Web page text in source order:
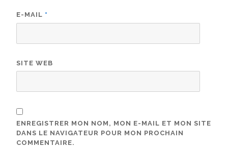
E-MAIL *
SITE WEB
ENREGISTRER MON NOM, MON E-MAIL ET MON SITE
DANS LE NAVIGATEUR POUR MON PROCHAIN
COMMENTAIRE.